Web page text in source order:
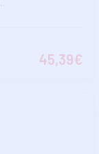
45,39€